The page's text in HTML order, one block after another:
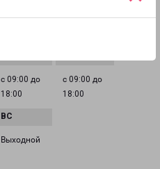
с 09:00 до
18:00
с 09:00 до
18:00
Выходной